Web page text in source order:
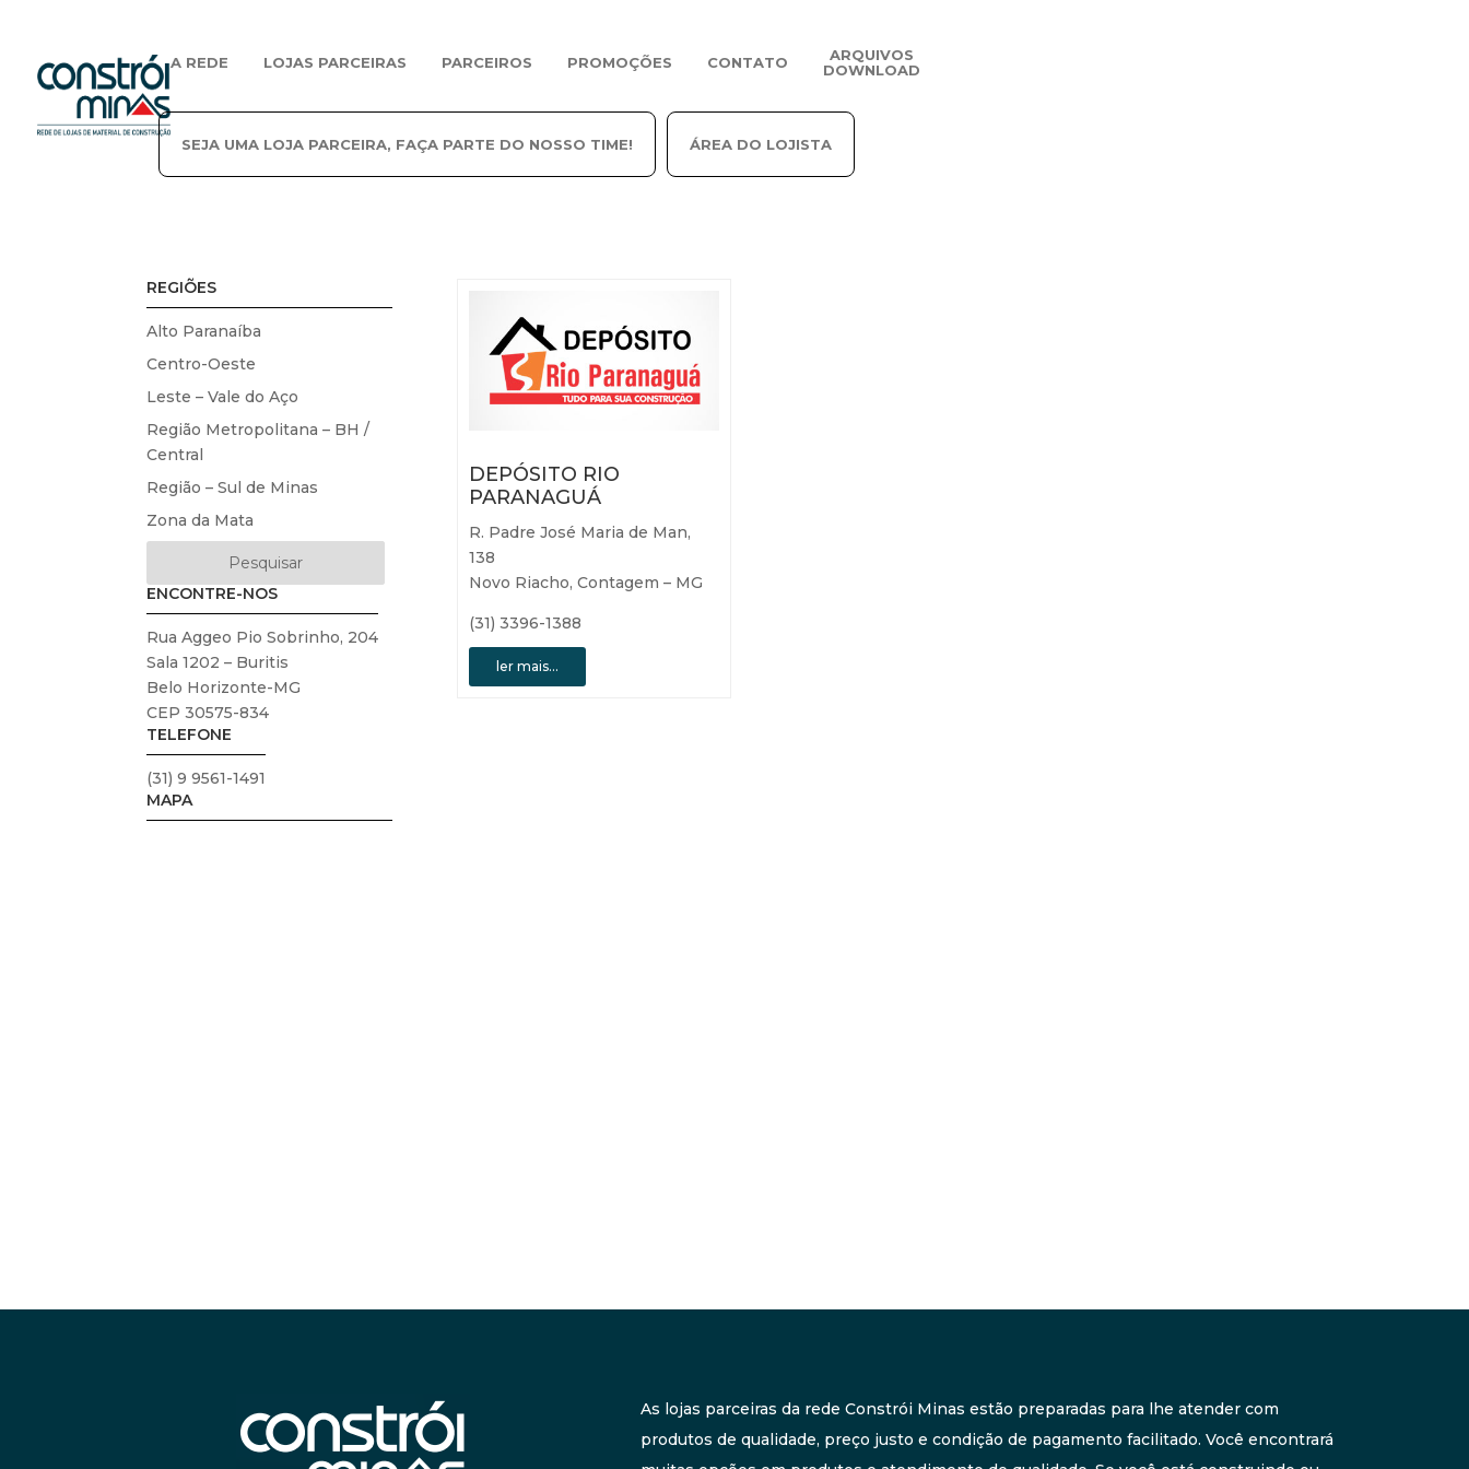
A REDE LOJAS PARCEIRAS PARCEIROS PROMOÇÕES CONTATO
ARQUIVOS
DOWNLOAD
SEJA UMA LOJA PARCEIRA, FAÇA PARTE DO NOSSO TIME! ÁREA DO LOJISTA
REGIÕES
Alto Paranaíba
Centro-Oeste
Leste – Vale do Aço
Região Metropolitana – BH /
Central
Região – Sul de Minas
Zona da Mata
ENCONTRE-NOS
Rua Aggeo Pio Sobrinho, 204
Sala 1202 – Buritis
Belo Horizonte-MG
CEP 30575-834
TELEFONE
(31) 9 9561-1491
MAPA
DEPÓSITO RIO
PARANAGUÁ
R. Padre José Maria de Man,
138
Novo Riacho, Contagem – MG
(31) 3396-1388
ler mais…
As lojas parceiras da rede Constrói Minas estão preparadas para lhe atender com
produtos de qualidade, preço justo e condição de pagamento facilitado. Você encontrará